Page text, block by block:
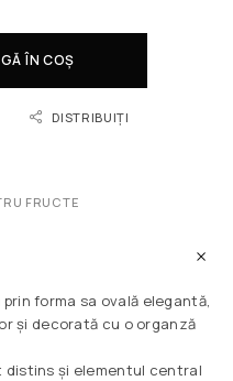
ÎN COȘ
DISTRIBUIȚI
FRUCTE
forma sa ovală elegantă,
și decorată cu o organză
distins și elementul central